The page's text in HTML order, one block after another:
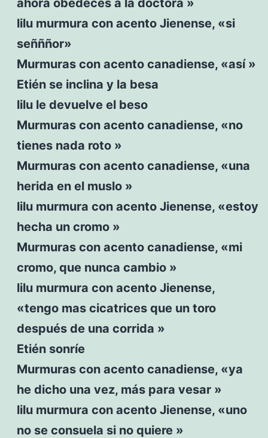
lilu murmura con acento Jienense, «si
señññor»
Murmuras con acento canadiense, «así »
Etién se inclina y la besa
lilu le devuelve el beso
Murmuras con acento canadiense, «no
tienes nada roto »
Murmuras con acento canadiense, «una
herida en el muslo »
lilu murmura con acento Jienense, «estoy
hecha un cromo »
Murmuras con acento canadiense, «mi
cromo, que nunca cambio »
lilu murmura con acento Jienense,
«tengo mas cicatrices que un toro
después de una corrida »
Etién sonríe
Murmuras con acento canadiense, «ya
he dicho una vez, más para vesar »
lilu murmura con acento Jienense, «uno
no se consuela si no quiere »